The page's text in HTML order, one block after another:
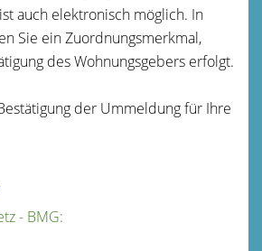
auch elektronisch möglich. In
Sie ein Zuordnungsmerkmal,
des Wohnungsgebers erfolgt.
der Ummeldung für Ihre
- BMG: